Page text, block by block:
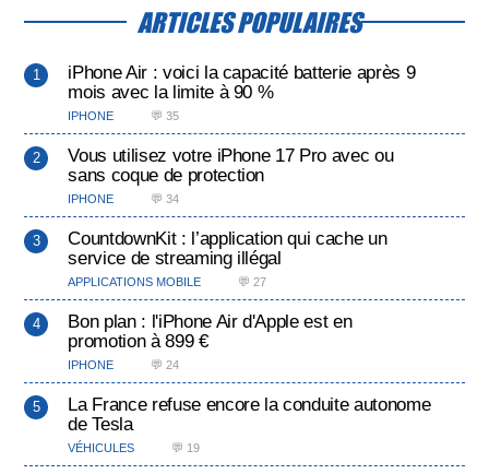
ARTICLES POPULAIRES
iPhone Air : voici la capacité batterie après 9
mois avec la limite à 90 %
IPHONE 💬 35
Vous utilisez votre iPhone 17 Pro avec ou
sans coque de protection
IPHONE 💬 34
CountdownKit : l’application qui cache un
service de streaming illégal
APPLICATIONS MOBILE 💬 27
Bon plan : l'iPhone Air d'Apple est en
promotion à 899 €
IPHONE 💬 24
La France refuse encore la conduite autonome
de Tesla
VÉHICULES 💬 19